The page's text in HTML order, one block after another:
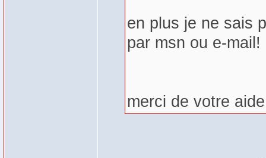
en plus je ne sais
par msn ou e-mail!
merci de votre aide